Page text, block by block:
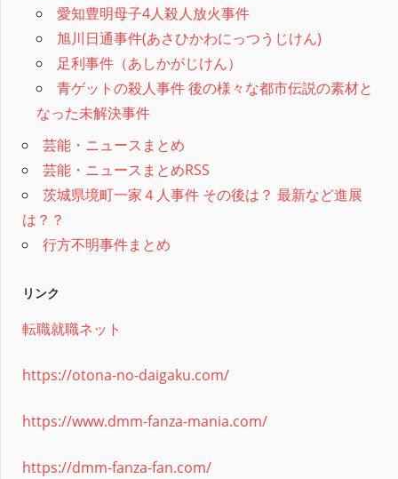
愛知豊明母子4人殺人放火事件
旭川日通事件(あさひかわにっつうじけん)
足利事件（あしかがじけん）
青ゲットの殺人事件 後の様々な都市伝説の素材と
なった未解決事件
芸能・ニュースまとめ
芸能・ニュースまとめRSS
茨城県境町一家４人事件 その後は？ 最新など進展
は？？
行方不明事件まとめ
リンク
転職就職ネット
https://otona-no-daigaku.com/
https://www.dmm-fanza-mania.com/
https://dmm-fanza-fan.com/